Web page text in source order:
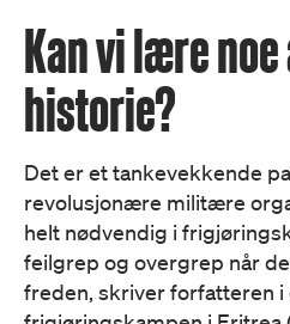
Kan vi lære
historie?
Det er et tankevekkende
revolusjonære militære
helt nødvendig i
feilgrep og overgrep når
freden, skriver forfatteren